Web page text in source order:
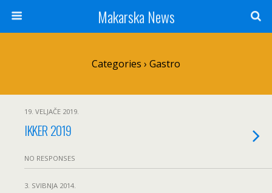
Makarska News
Categories › Gastro
19. VELJAČE 2019.
IKKER 2019
NO RESPONSES
3. SVIBNJA 2014.